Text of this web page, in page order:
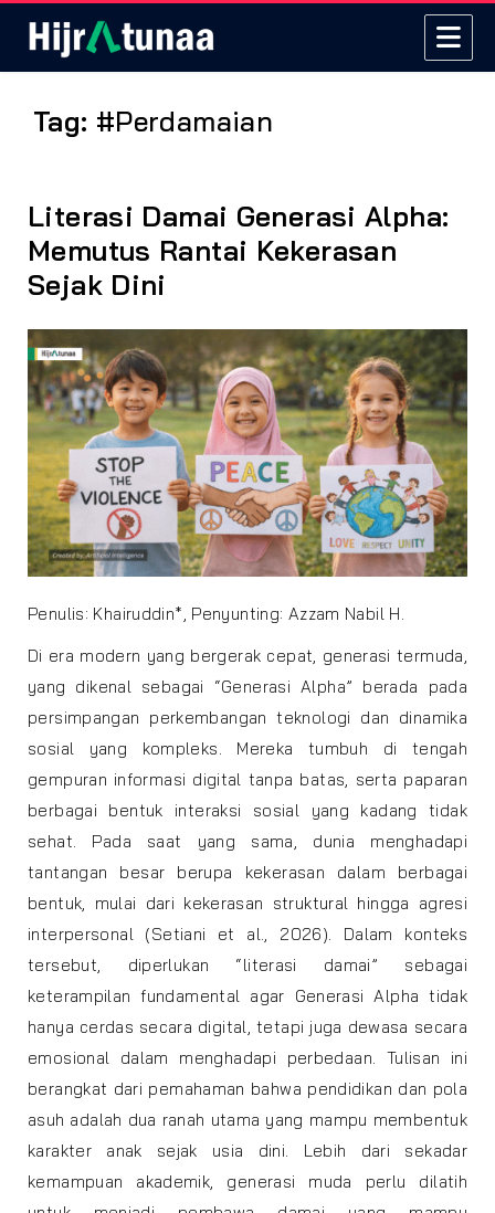
Tag: #Perdamaian
Literasi Damai Generasi Alpha:
Memutus Rantai Kekerasan
Sejak Dini
Penulis: Khairuddin*, Penyunting: Azzam Nabil H.
Di era modern yang bergerak cepat, generasi termuda,
yang dikenal sebagai “Generasi Alpha” berada pada
persimpangan perkembangan teknologi dan dinamika
sosial yang kompleks. Mereka tumbuh di tengah
gempuran informasi digital tanpa batas, serta paparan
berbagai bentuk interaksi sosial yang kadang tidak
sehat. Pada saat yang sama, dunia menghadapi
tantangan besar berupa kekerasan dalam berbagai
bentuk, mulai dari kekerasan struktural hingga agresi
interpersonal (Setiani et al., 2026). Dalam konteks
tersebut, diperlukan “literasi damai” sebagai
keterampilan fundamental agar Generasi Alpha tidak
hanya cerdas secara digital, tetapi juga dewasa secara
emosional dalam menghadapi perbedaan. Tulisan ini
berangkat dari pemahaman bahwa pendidikan dan pola
asuh adalah dua ranah utama yang mampu membentuk
karakter anak sejak usia dini. Lebih dari sekadar
kemampuan akademik, generasi muda perlu dilatih